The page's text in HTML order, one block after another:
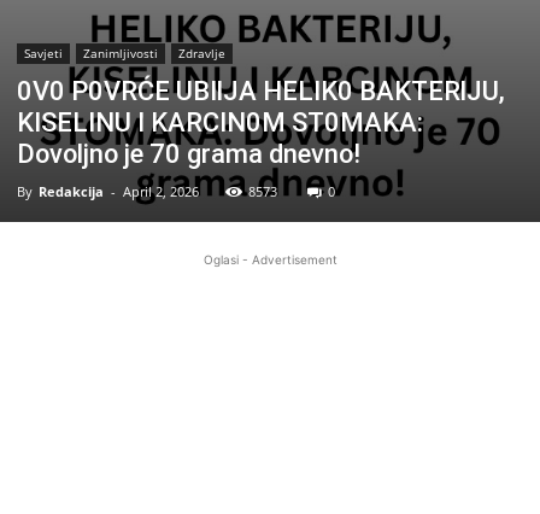
Savjeti Zanimljivosti Zdravlje
0V0 P0VRĆE UBIlJA HELIK0 BAKTERlJU,
KISELINU I KARCIN0M ST0MAKA:
Dovoljno je 70 grama dnevno!
By Redakcija - April 2, 2026 8573 0
Oglasi - Advertisement